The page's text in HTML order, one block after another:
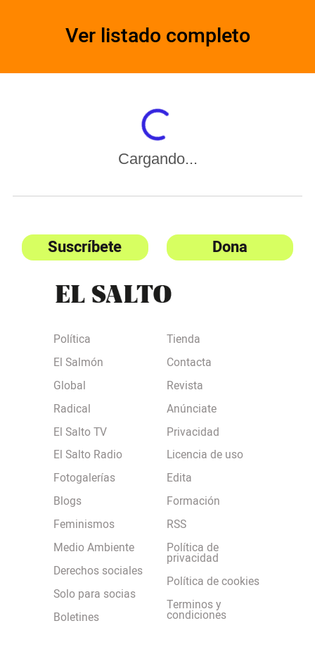
Ver listado completo
Cargando...
Suscríbete Dona
Política
El Salmón
Global
Radical
El Salto TV
El Salto Radio
Fotogalerías
Blogs
Feminismos
Medio Ambiente
Derechos sociales
Solo para socias
Boletines
Tienda
Contacta
Revista
Anúnciate
Privacidad
Licencia de uso
Edita
Formación
RSS
Política de
privacidad
Política de cookies
Terminos y
condiciones